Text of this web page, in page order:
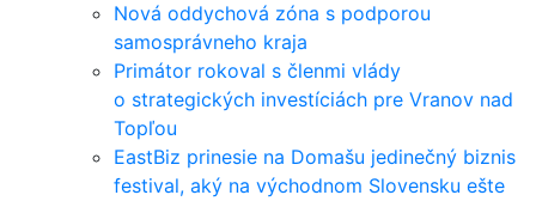
Nová oddychová zóna s podporou
samosprávneho kraja
Primátor rokoval s členmi vlády
o strategických investíciách pre Vranov nad
Topľou
EastBiz prinesie na Domašu jedinečný biznis
festival, aký na východnom Slovensku ešte